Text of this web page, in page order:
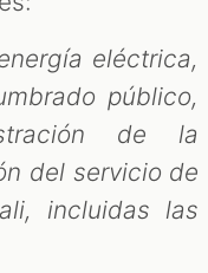
eléctrica,
público,
de la
del servicio de
incluidas las